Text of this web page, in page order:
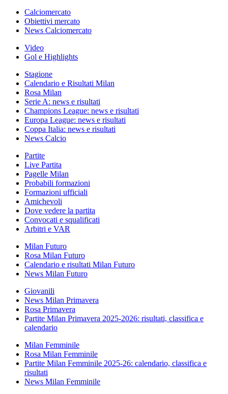
Calciomercato
Obiettivi mercato
News Calciomercato
Video
Gol e Highlights
Stagione
Calendario e Risultati Milan
Rosa Milan
Serie A: news e risultati
Champions League: news e risultati
Europa League: news e risultati
Coppa Italia: news e risultati
News Calcio
Partite
Live Partita
Pagelle Milan
Probabili formazioni
Formazioni ufficiali
Amichevoli
Dove vedere la partita
Convocati e squalificati
Arbitri e VAR
Milan Futuro
Rosa Milan Futuro
Calendario e risultati Milan Futuro
News Milan Futuro
Giovanili
News Milan Primavera
Rosa Primavera
Partite Milan Primavera 2025-2026: risultati, classifica e
calendario
Milan Femminile
Rosa Milan Femminile
Partite Milan Femminile 2025-26: calendario, classifica e
risultati
News Milan Femminile